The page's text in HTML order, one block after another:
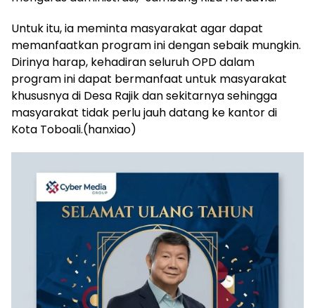
Untuk itu, ia meminta masyarakat agar dapat
memanfaatkan program ini dengan sebaik mungkin.
Dirinya harap, kehadiran seluruh OPD dalam
program ini dapat bermanfaat untuk masyarakat
khususnya di Desa Rajik dan sekitarnya sehingga
masyarakat tidak perlu jauh datang ke kantor di
Kota Toboali.(hanxiao)